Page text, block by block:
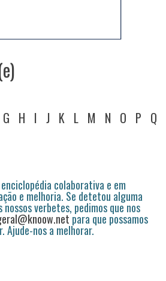
G H I J K L M N O P Q
colaborativa e em
e melhoria. Se detetou alguma
verbetes, pedimos que nos
para que possamos
Ajude-nos a melhorar.